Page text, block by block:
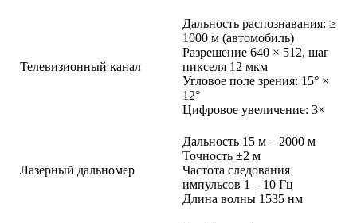
Телевизионный канал
Дальность распознавания: ≥
1000 м (автомобиль)
Разрешение 640 × 512, шаг
пикселя 12 мкм
Угловое поле зрения: 15° ×
12°
Цифровое увеличение: 3×
Лазерный дальномер
Дальность 15 м – 2000 м
Точность ±2 м
Частота следования
импульсов 1 – 10 Гц
Длина волны 1535 нм